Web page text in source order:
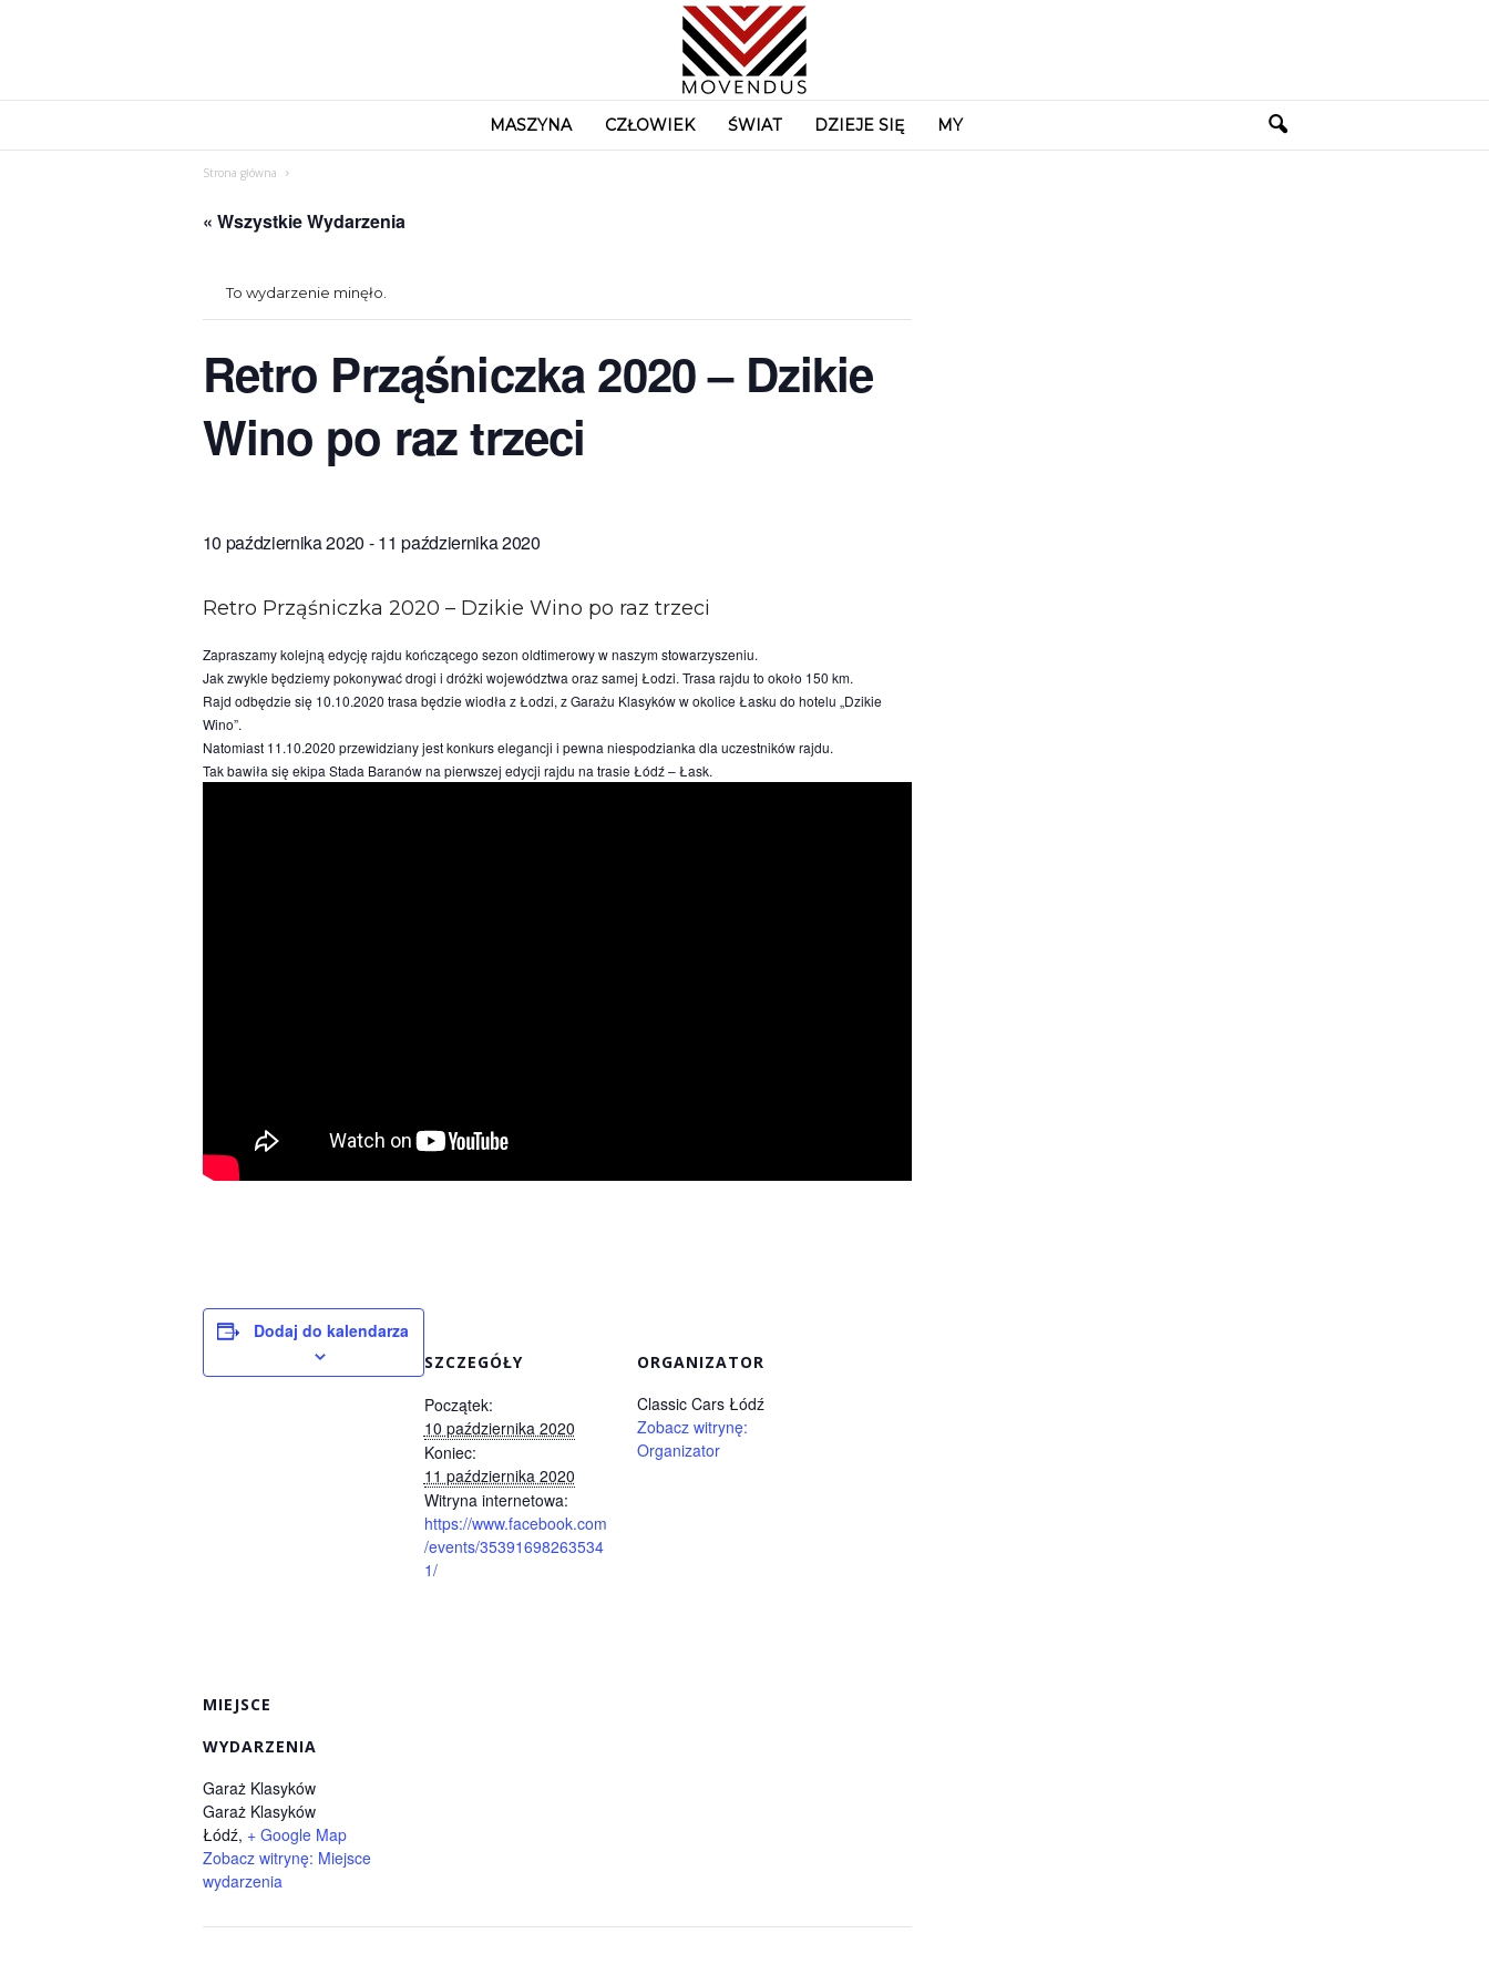
v
MASZYNA CZŁOWIEK ŚWIAT DZIEJE SIĘ MY
Strona główna
« Wszystkie Wydarzenia
To wydarzenie minęło.
Retro Prząśniczka 2020 – Dzikie
Wino po raz trzeci
10 października 2020 -11 października 2020
Retro Prząśniczka 2020 – Dzikie Wino po raz trzeci
Zapraszamy kolejną edycję rajdu kończącego sezon oldtimerowy w naszym stowarzyszeniu.
Jak zwykle będziemy pokonywać drogi i dróżki województwa oraz samej Łodzi. Trasa rajdu to około 150 km.
Rajd odbędzie się 10.10.2020 trasa będzie wiodła z Łodzi, z Garażu Klasyków w okolice Łasku do hotelu „Dzikie
Wino”.
Natomiast 11.10.2020 przewidziany jest konkurs elegancji i pewna niespodzianka dla uczestników rajdu.
Tak bawiła się ekipa Stada Baranów na pierwszej edycji rajdu na trasie Łódź – Łask.
Dodaj do kalendarza
SZCZEGÓŁY
Początek:
10 października 2020
Koniec:
11 października 2020
Witryna internetowa:
https://www.facebook.com
/events/35391698263534
1/
ORGANIZATOR
Classic Cars Łódź
Zobacz witrynę:
Organizator
MIEJSCE
WYDARZENIA
Garaż Klasyków
Garaż Klasyków
Łódź, + Google Map
Zobacz witrynę: Miejsce
wydarzenia